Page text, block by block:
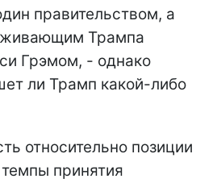
правительством, а
Трампа
Грэмом, - однако
ли Трамп какой-либо
относительно позиции
принятия